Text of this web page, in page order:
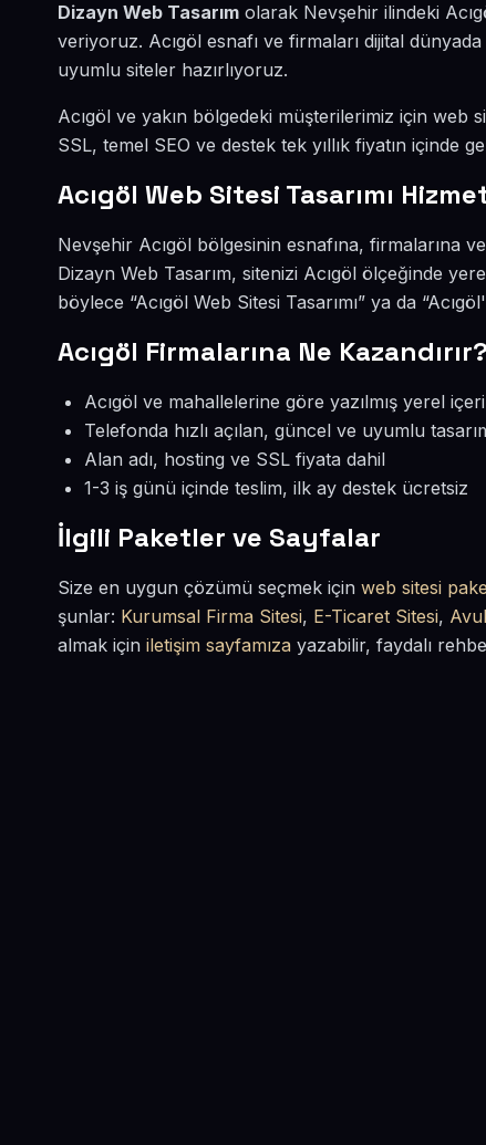
Dizayn Web Tasarım olarak Nevşehir ilindeki
veriyoruz. Acıgöl esnafı ve firmaları dijital
uyumlu siteler hazırlıyoruz.
Acıgöl ve yakın bölgedeki müşterilerimiz için web
SSL, temel SEO ve destek tek yıllık fiyatın içinde
Acıgöl Web Sitesi Tasarımı
Nevşehir Acıgöl bölgesinin esnafına, firmalarına
Dizayn Web Tasarım, sitenizi Acıgöl ölçeğinde
böylece “Acıgöl Web Sitesi Tasarımı” ya da
Acıgöl Firmalarına Ne Kazandırır?
Acıgöl ve mahallelerine göre yazılmış yerel
Telefonda hızlı açılan, güncel ve uyumlu
Alan adı, hosting ve SSL fiyata dahil
1-3 iş günü içinde teslim, ilk ay destek ücretsiz
İlgili Paketler ve Sayfalar
Size en uygun çözümü seçmek için web sitesi
şunlar: Kurumsal Firma Sitesi, E-Ticaret Sitesi,
almak için iletişim sayfamıza yazabilir, faydalı